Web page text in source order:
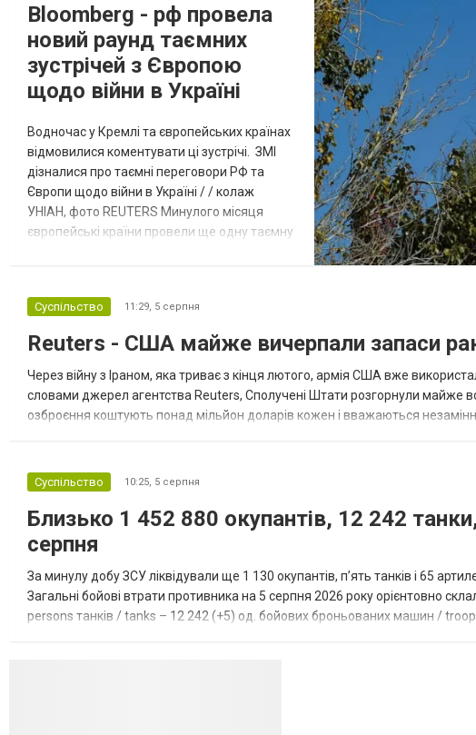
Bloomberg - рф провела
новий раунд таємних
зустрічей з Європою
щодо війни в Україні
Водночас у Кремлі та європейських країнах
відмовилися коментувати ці зустрічі. ЗМІ
дізналися про таємні переговори РФ та
Європи щодо війни в Україні / / колаж
УНІАН, фото REUTERS Минулого місяця
європейські країни провели ще одну таємну
зі сторони Європи до цих переговорів
долучилися колишні високопосадовці
Великої Британії, Франції, Німеччини та Р...
Суспільство 11:29, 5 серпня
Reuters - США майже вичерпали запаси
Через війну з Іраном, яка триває з кінця лютого, армія США вже
словами джерел агентства Reuters, Сполучені Штати розгорнули майже
озброєння коштують понад мільйон доларів кожен і вважаються
Суспільство 10:25, 5 серпня
Близько 1 452 880 окупантів, 12 242
серпня
За минулу добу ЗСУ ліквідували ще 1 130 окупантів, пʼять танків і 65
Загальні бойові втрати противника на 5 серпня 2026 року орієнтовно
persons танків / tanks – 12 242 (+5) од. бойових броньованих машин /